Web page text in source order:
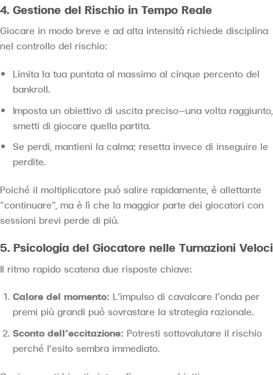
4. Gestione del Rischio in Tempo Reale
Giocare in modo breve e ad alta intensità richiede disciplina
nel controllo del rischio:
Limita la tua puntata al massimo al cinque percento del
bankroll.
Imposta un obiettivo di uscita preciso—una volta raggiunto,
smetti di giocare quella partita.
Se perdi, mantieni la calma; resetta invece di inseguire le
perdite.
Poiché il moltiplicatore può salire rapidamente, è allettante
“continuare”, ma è lì che la maggior parte dei giocatori con
sessioni brevi perde di più.
5. Psicologia del Giocatore nelle Turnazioni Veloci
Il ritmo rapido scatena due risposte chiave:
Calore del momento: L’impulso di cavalcare l’onda per
premi più grandi può sovrastare la strategia razionale.
Sconto dell’eccitazione: Potresti sottovalutare il rischio
perché l’esito sembra immediato.